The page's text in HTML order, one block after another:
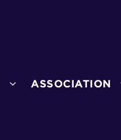
ASSOCIATION